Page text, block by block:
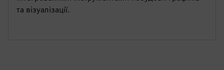
та візуалізації.